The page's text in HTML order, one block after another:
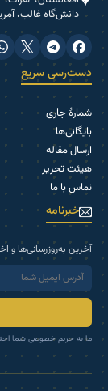
دانش‌گاه غالب،
دست‌رسی سریع
شمارۀ جاری
بایگانی‌ها
ارسال مقاله
هیئت تحریر
تماس با ما
خبرنامه
آخرین به‌روزرسانی‌ها و
ما به حریم خصوصی شما